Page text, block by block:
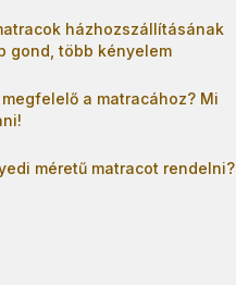
házhozszállításának
gond, több kényelem
a matracához? Mi
méretű matracot rendelni?